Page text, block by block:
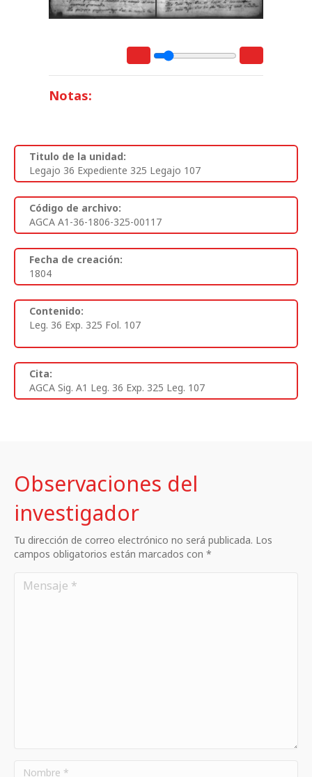
Notas:
Titulo de la unidad:
Legajo 36 Expediente 325 Legajo 107
Código de archivo:
AGCA A1-36-1806-325-00117
Fecha de creación:
1804
Contenido:
Leg. 36 Exp. 325 Fol. 107
Cita:
AGCA Sig. A1 Leg. 36 Exp. 325 Leg. 107
Observaciones del
investigador
Tu dirección de correo electrónico no será publicada. Los
campos obligatorios están marcados con *